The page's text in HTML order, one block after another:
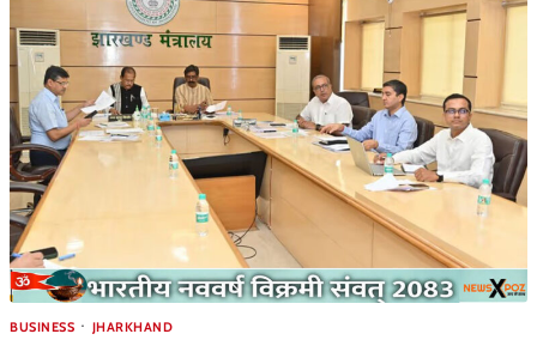
BUSINESS JHARKHAND